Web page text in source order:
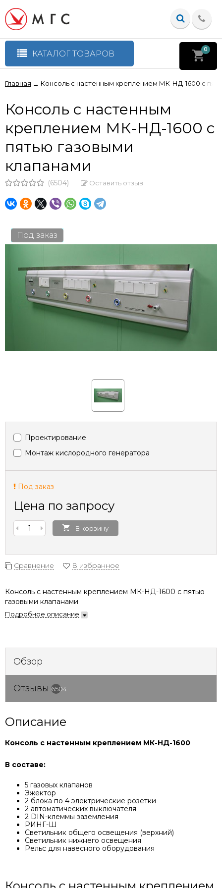
КАТАЛОГ ТОВАРОВ 0
Главная → Консоль с настенным креплением МК-НД-1600 с
Консоль с настенным
креплением МК-НД-1600 с
пятью газовыми
клапанами
(6504) Оставить отзыв
Под заказ
Проектирование
Монтаж кислородного генератора
Под заказ
Цена по запросу
В корзину
Сравнение В избранное
Консоль с настенным креплением МК-НД-1600 с пятью
газовыми клапанами
Подробное описание
Обзор
Отзывы 6504
Описание
Консоль с настенным креплением МК-НД-1600
В составе:
5 газовых клапанов
Эжектор
2 блока по 4 электрические розетки
2 автоматических выключателя
2 DIN-клеммы заземления
РИНГ-Ш
Светильник общего освещения (верхний)
Светильник нижнего освещения
Рельс для навесного оборудования